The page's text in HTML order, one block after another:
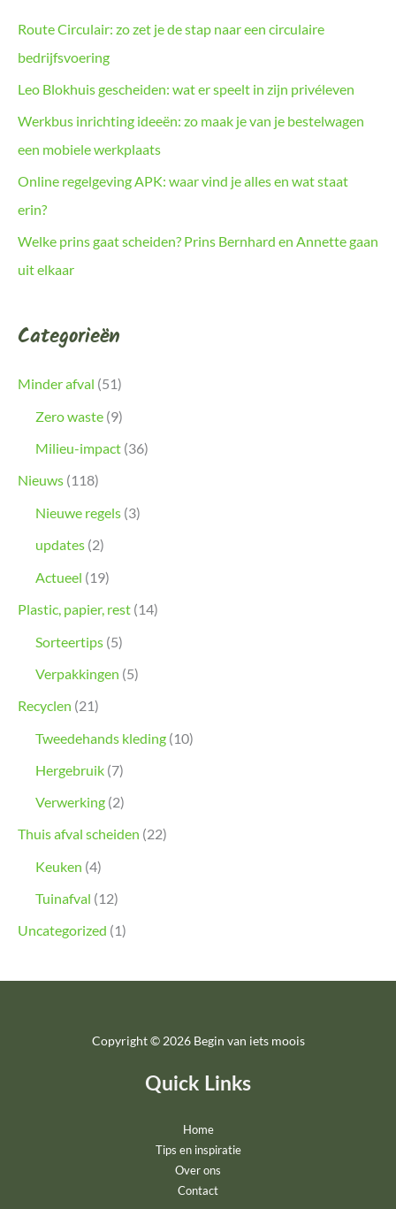
Route Circulair: zo zet je de stap naar een circulaire
bedrijfsvoering
Leo Blokhuis gescheiden: wat er speelt in zijn privéleven
Werkbus inrichting ideeën: zo maak je van je bestelwagen
een mobiele werkplaats
Online regelgeving APK: waar vind je alles en wat staat
erin?
Welke prins gaat scheiden? Prins Bernhard en Annette gaan
uit elkaar
Categorieën
Minder afval (51)
Zero waste (9)
Milieu-impact (36)
Nieuws (118)
Nieuwe regels (3)
updates (2)
Actueel (19)
Plastic, papier, rest (14)
Sorteertips (5)
Verpakkingen (5)
Recyclen (21)
Tweedehands kleding (10)
Hergebruik (7)
Verwerking (2)
Thuis afval scheiden (22)
Keuken (4)
Tuinafval (12)
Uncategorized (1)
Copyright © 2026 Begin van iets moois
Quick Links
Home
Tips en inspiratie
Over ons
Contact